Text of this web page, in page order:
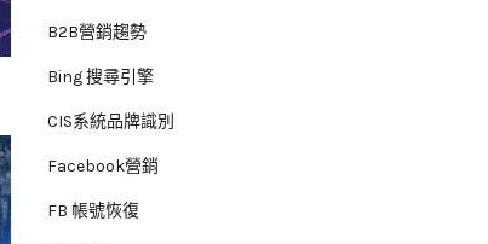
B2B營銷趨勢
Bing 搜尋引擎
CIS系統品牌識別
Facebook營銷
FB 帳號恢復